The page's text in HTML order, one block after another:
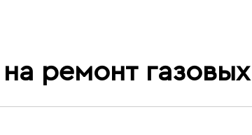
ремонт газовых